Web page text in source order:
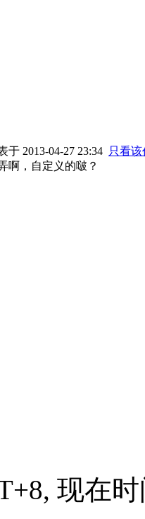
于 2013-04-27 23:34 只看该
啊，自定义的啵？
现在